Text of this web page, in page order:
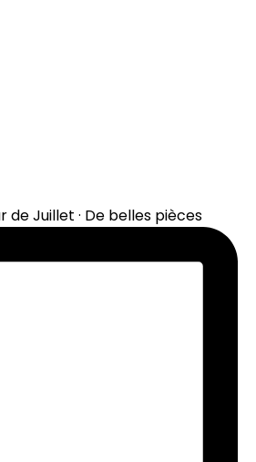
Juillet · De belles pièces